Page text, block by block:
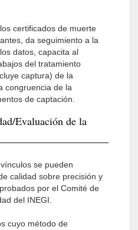
certificados de muerte
da seguimiento a la
datos, capacita al
del tratamiento
captura) de la
congruencia de la
de captación.
Evaluación de la
se pueden
calidad sobre precisión y
por el Comité de
del INEGI.
cuyo método de